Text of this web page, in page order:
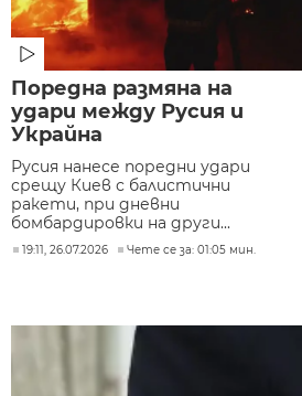
Поредна размяна на
удари между Русия и
Украйна
Русия нанесе поредни удари
срещу Киев с балистични
ракети, при дневни
бомбардировки на други...
19:11, 26.07.2026 Чете се за: 01:05 мин.